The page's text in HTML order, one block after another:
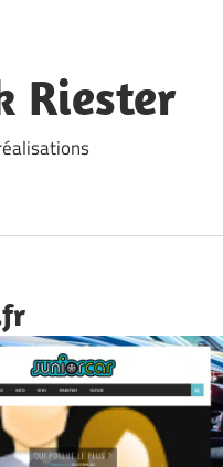
Riester